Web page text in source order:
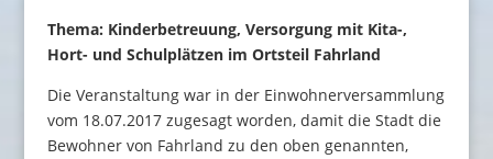
Thema: Kinderbetreuung, Versorgung mit Kita-,
Hort- und Schulplätzen im Ortsteil Fahrland
Die Veranstaltung war in der Einwohnerversammlung
vom 18.07.2017 zugesagt worden, damit die Stadt die
Bewohner von Fahrland zu den oben genannten,